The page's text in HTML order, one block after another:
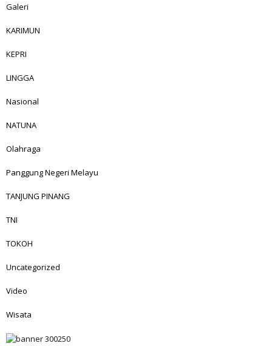
Galeri
KARIMUN
KEPRI
LINGGA
Nasional
NATUNA
Olahraga
Panggung Negeri Melayu
TANJUNG PINANG
TNI
TOKOH
Uncategorized
Video
Wisata